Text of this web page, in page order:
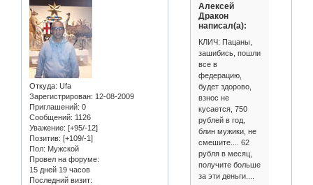
Откуда: Ufa
Зарегистрирован: 12-08-2009
Приглашений: 0
Сообщений: 1126
Уважение: [+95/-12]
Позитив: [+109/-1]
Пол: Мужской
Провел на форуме:
15 дней 19 часов
Последний визит:
Алексей
Дракон
написал(а):
КЛИЧ: Пацаны,
зашибись, пошли
все в
федерацию,
будет здорово,
взнос не
кусается, 750
рублей в год,
блин мужики, не
смешите.... 62
рубля в месяц,
получите больше
за эти деньги....